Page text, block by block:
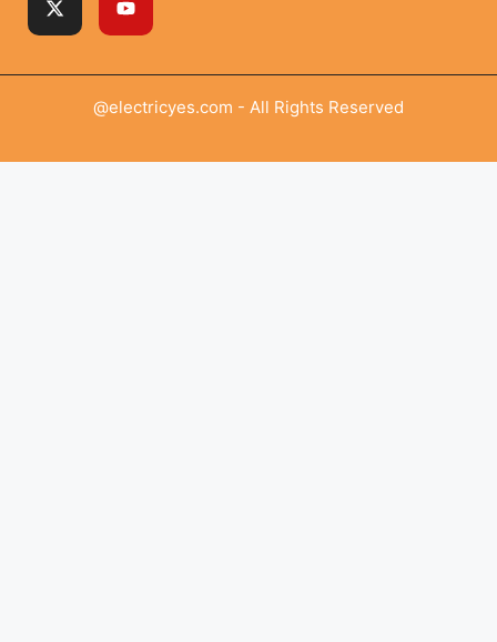
@electricyes.com - All Rights Reserved